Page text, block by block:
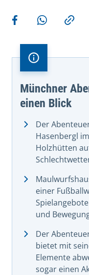
Weitere
Teilen auf Facebook
Teilen via
Münchner
einen Blick
Der
Hasenbergl
Holzhütten
einer
und
Der
bietet mit
Elemente
sogar einen